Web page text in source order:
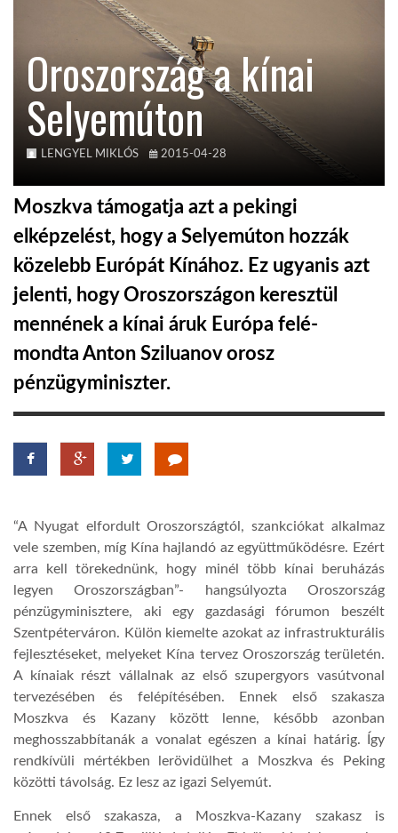
A VILÁG ITTHON
HÍR3D
TROPICALMAGAZIN
A NAP SZÉPE
LINKTR.EE
GLOBOZSARU
DOBRAVERO.HU
LATIMO.HU
Oroszország a kínai
Selyemúton
LENGYEL MIKLÓS 2015-04-28
Moszkva támogatja azt a pekingi
elképzelést, hogy a Selyemúton hozzák
közelebb Európát Kínához. Ez ugyanis azt
jelenti, hogy Oroszországon keresztül
mennének a kínai áruk Európa felé-
mondta Anton Sziluanov orosz
pénzügyminiszter.
“A Nyugat elfordult Oroszországtól, szankciókat alkalmaz
vele szemben, míg Kína hajlandó az együttműködésre. Ezért
arra kell törekednünk, hogy minél több kínai beruházás
legyen Oroszországban”- hangsúlyozta Oroszország
pénzügyminisztere, aki egy gazdasági fórumon beszélt
Szentpéterváron. Külön kiemelte azokat az infrastrukturális
fejlesztéseket, melyeket Kína tervez Oroszország területén.
A kínaiak részt vállalnak az első szupergyors vasútvonal
tervezésében és felépítésében. Ennek első szakasza
Moszkva és Kazany között lenne, később azonban
meghosszabbítanák a vonalat egészen a kínai határig. Így
rendkívüli mértékben lerövidülhet a Moszkva és Peking
közötti távolság. Ez lesz az igazi Selyemút.
Ennek első szakasza, a Moszkva-Kazany szakasz is